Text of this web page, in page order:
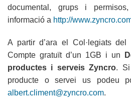
documental, grups i
informació a http://
A partir d’ara el Col·legiats del
Compte gratuït d’un 1GB i un
productes i serveis Zyncro. Si
producte o servei us podeu
albert.climent@zyncro.com.